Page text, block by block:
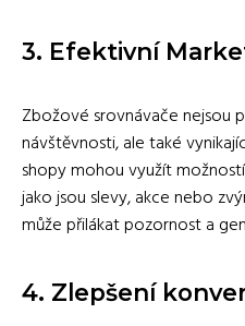
3. Efektivní
Zbožové srovnávače nejsou
návštěvnosti, ale také
shopy mohou využít
jako jsou slevy, akce nebo
může přilákat pozornost a
4. Zlepšení